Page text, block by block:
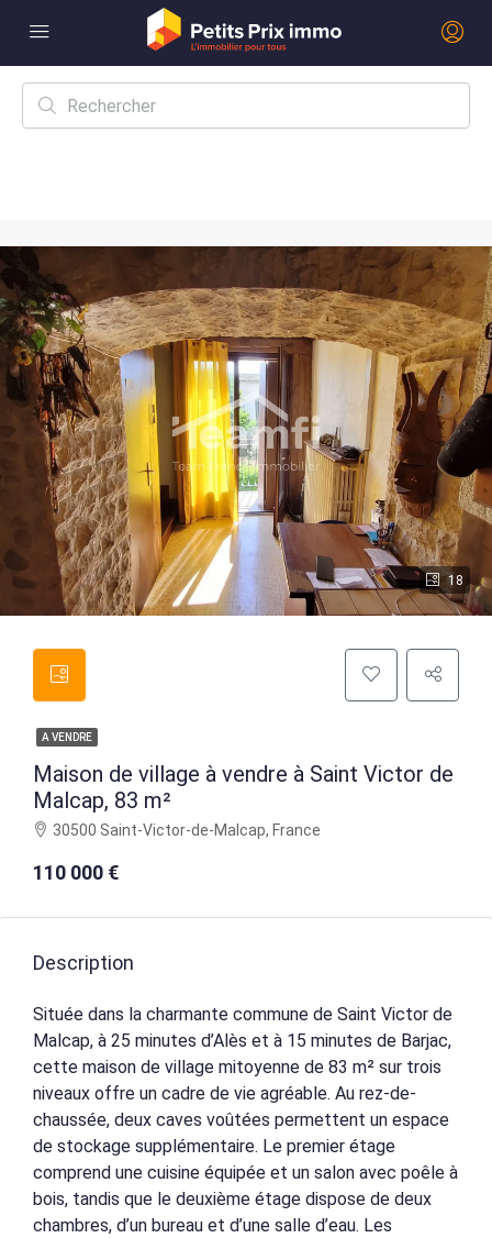
18
A VENDRE
Maison de village à vendre à Saint Victor de
Malcap, 83 m²
30500 Saint-Victor-de-Malcap, France
110 000 €
Description
Située dans la charmante commune de Saint Victor de
Malcap, à 25 minutes d’Alès et à 15 minutes de Barjac,
cette maison de village mitoyenne de 83 m² sur trois
niveaux offre un cadre de vie agréable. Au rez-de-
chaussée, deux caves voûtées permettent un espace
de stockage supplémentaire. Le premier étage
comprend une cuisine équipée et un salon avec poêle à
bois, tandis que le deuxième étage dispose de deux
chambres, d’un bureau et d’une salle d’eau. Les